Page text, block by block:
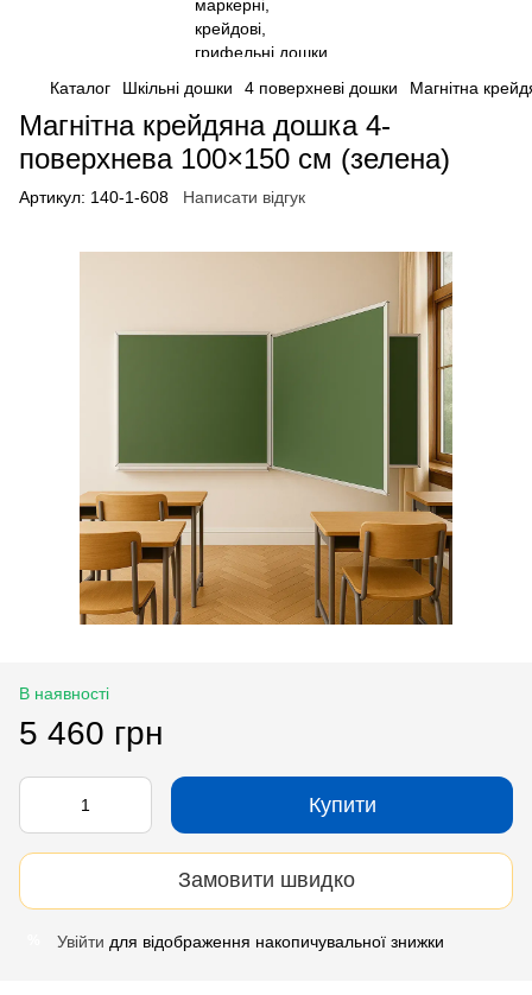
Каталог Шкільні дошки 4 поверхневі дошки Магнітна
Магнітна крейдяна дошка 4-
поверхнева 100×150 см (зелена)
Артикул: 140-1-608 Написати відгук
В наявності
5 460 грн
Купити
Замовити швидко
Увійти для відображення накопичувальної знижки